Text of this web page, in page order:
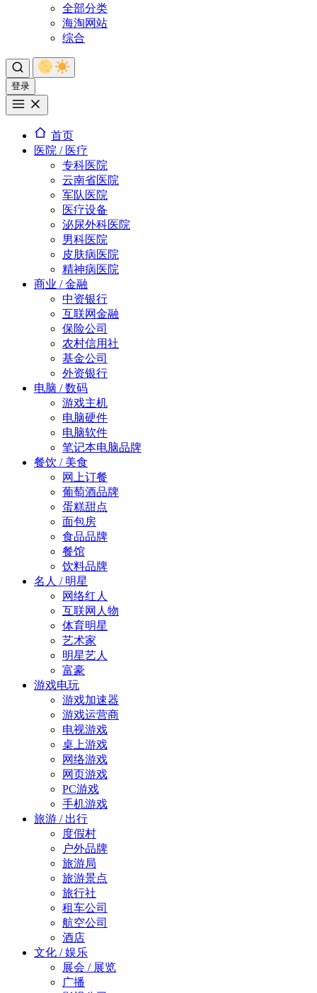
全部分类
海淘网站
综合
登录
首页
医院 / 医疗
专科医院
云南省医院
军队医院
医疗设备
泌尿外科医院
男科医院
皮肤病医院
精神病医院
商业 / 金融
中资银行
互联网金融
保险公司
农村信用社
基金公司
外资银行
电脑 / 数码
游戏主机
电脑硬件
电脑软件
笔记本电脑品牌
餐饮 / 美食
网上订餐
葡萄酒品牌
蛋糕甜点
面包房
食品品牌
餐馆
饮料品牌
名人 / 明星
网络红人
互联网人物
体育明星
艺术家
明星艺人
富豪
游戏电玩
游戏加速器
游戏运营商
电视游戏
桌上游戏
网络游戏
网页游戏
PC游戏
手机游戏
旅游 / 出行
度假村
户外品牌
旅游局
旅游景点
旅行社
租车公司
航空公司
酒店
文化 / 娱乐
展会 / 展览
广播